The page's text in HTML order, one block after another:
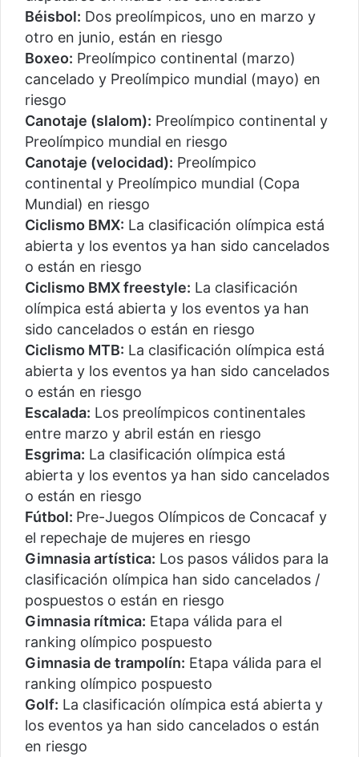
Béisbol: Dos preolímpicos, uno en marzo y
otro en junio, están en riesgo
Boxeo: Preolímpico continental (marzo)
cancelado y Preolímpico mundial (mayo) en
riesgo
Canotaje (slalom): Preolímpico continental y
Preolímpico mundial en riesgo
Canotaje (velocidad): Preolímpico
continental y Preolímpico mundial (Copa
Mundial) en riesgo
Ciclismo BMX: La clasificación olímpica está
abierta y los eventos ya han sido cancelados
o están en riesgo
Ciclismo BMX freestyle: La clasificación
olímpica está abierta y los eventos ya han
sido cancelados o están en riesgo
Ciclismo MTB: La clasificación olímpica está
abierta y los eventos ya han sido cancelados
o están en riesgo
Escalada: Los preolímpicos continentales
entre marzo y abril están en riesgo
Esgrima: La clasificación olímpica está
abierta y los eventos ya han sido cancelados
o están en riesgo
Fútbol: Pre-Juegos Olímpicos de Concacaf y
el repechaje de mujeres en riesgo
Gimnasia artística: Los pasos válidos para la
clasificación olímpica han sido cancelados /
pospuestos o están en riesgo
Gimnasia rítmica: Etapa válida para el
ranking olímpico pospuesto
Gimnasia de trampolín: Etapa válida para el
ranking olímpico pospuesto
Golf: La clasificación olímpica está abierta y
los eventos ya han sido cancelados o están
en riesgo